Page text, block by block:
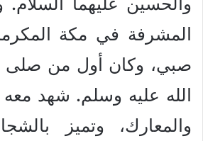
المشرفة في مكة
صبي، وكان أول من صلى
الله عليه وسلم. شهد
والمعارك، وتميز